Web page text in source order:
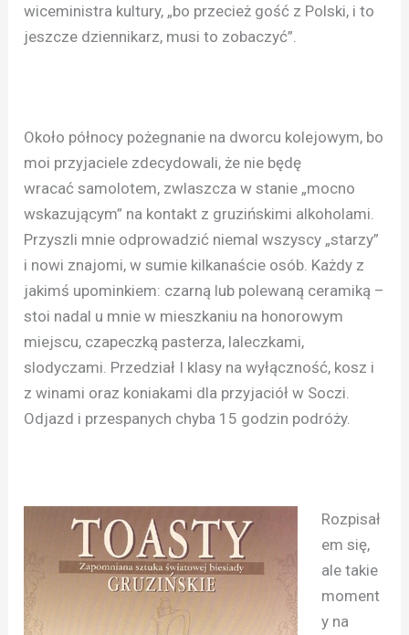
wiceministra kultury, „bo przecież gość z Polski, i to
jeszcze dziennikarz, musi to zobaczyć”.
Około północy pożegnanie na dworcu kolejowym, bo
moi przyjaciele zdecydowali, że nie będę
wracać samolotem, zwlaszcza w stanie „mocno
wskazującym” na kontakt z gruzińskimi alkoholami.
Przyszli mnie odprowadzić niemal wszyscy „starzy”
i nowi znajomi, w sumie kilkanaście osób. Każdy z
jakimś upominkiem: czarną lub polewaną ceramiką –
stoi nadal u mnie w mieszkaniu na honorowym
miejscu, czapeczką pasterza, laleczkami,
slodyczami. Przedział I klasy na wyłączność, kosz i
z winami oraz koniakami dla przyjaciół w Soczi.
Odjazd i przespanych chyba 15 godzin podróży.
Rozpisał
em się,
ale takie
moment
y na